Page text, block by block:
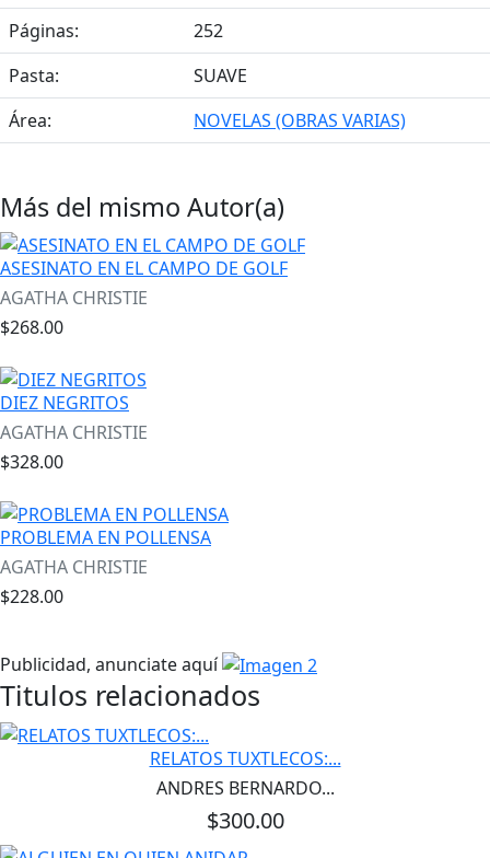
Páginas:
252
Pasta:
SUAVE
Área:
NOVELAS (OBRAS VARIAS)
Más del mismo Autor(a)
ASESINATO EN EL CAMPO DE GOLF
AGATHA CHRISTIE
$268.00
DIEZ NEGRITOS
AGATHA CHRISTIE
$328.00
PROBLEMA EN POLLENSA
AGATHA CHRISTIE
$228.00
Publicidad, anunciate aquí
Titulos relacionados
RELATOS TUXTLECOS:...
ANDRES BERNARDO...
$300.00